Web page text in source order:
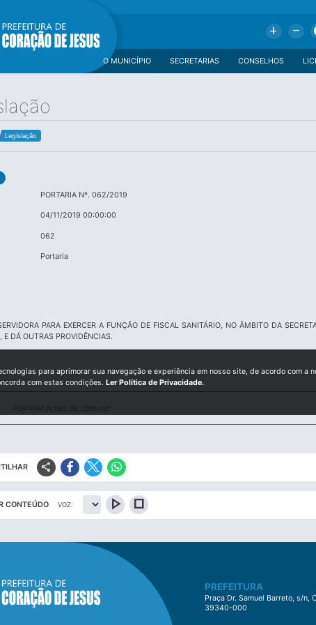
Add Remove
CONSELHOS
SECRETARIAS
O MUNICÍPIO
Legislação
PORTARIA Nº. 062/2019
04/11/2019 00:00:00
062
Portaria
PARA EXERCER A FUNÇÃO DE FISCAL SANITÁRIO, NO ÂMBITO DA
E DÁ OUTRAS PROVIDÊNCIAS.
PORTARIA_N_062_DE_2019.pdf
share
CONTEÚDO VOZ: play_arrow stop
PREFEITURA
Praça Dr. Samuel Barreto, s/n,
39340-000
para aprimorar sua navegação e experiência em nosso site, de acordo com a
com estas condições. Ler Política de Privacidade.